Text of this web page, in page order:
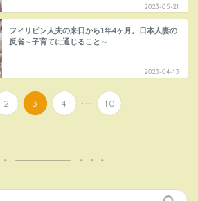
2023-05-21
フィリピン人夫の来日から1年4ヶ月。日本人妻の
反省～子育てに通じること～
2023-04-13
2 3 4 ... 10